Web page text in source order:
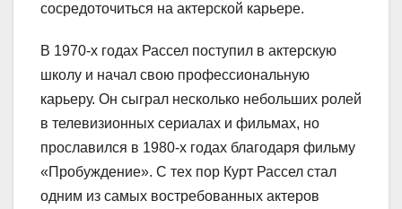
сосредоточиться на актерской карьере.
В 1970-х годах Рассел поступил в актерскую
школу и начал свою профессиональную
карьеру. Он сыграл несколько небольших ролей
в телевизионных сериалах и фильмах, но
прославился в 1980-х годах благодаря фильму
«Пробуждение». С тех пор Курт Рассел стал
одним из самых востребованных актеров